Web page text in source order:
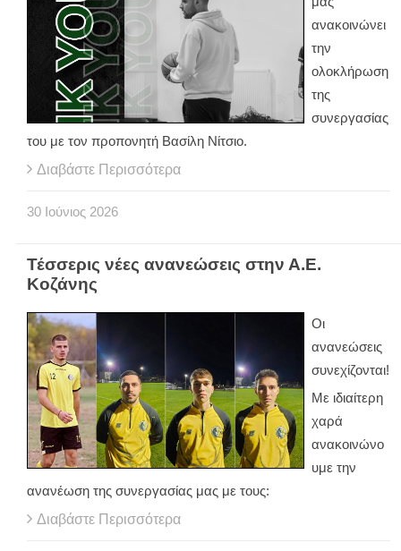
ανακοινώνει
την
ολοκλήρωση
της
συνεργασίας
του με τον προπονητή Βασίλη Νίτσιο.
Διαβάστε Περισσότερα
30 Ιούνιος 2026
Τέσσερις νέες ανανεώσεις στην Α.Ε.
Κοζάνης
Οι
ανανεώσεις
συνεχίζονται!
Με ιδιαίτερη
χαρά
ανακοινώνο
υμε την
ανανέωση της συνεργασίας μας με τους:
Διαβάστε Περισσότερα